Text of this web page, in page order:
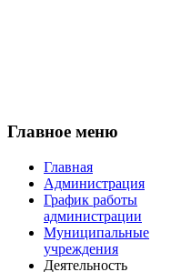
Главное меню
Главная
Администрация
График работы
администрации
Муниципальные
учреждения
Деятельность